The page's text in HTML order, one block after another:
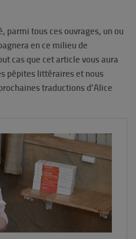
parmi tous ces ouvrages, un ou
en ce milieu de
cas que cet article vous aura
pépites littéraires et nous
traductions d’Alice